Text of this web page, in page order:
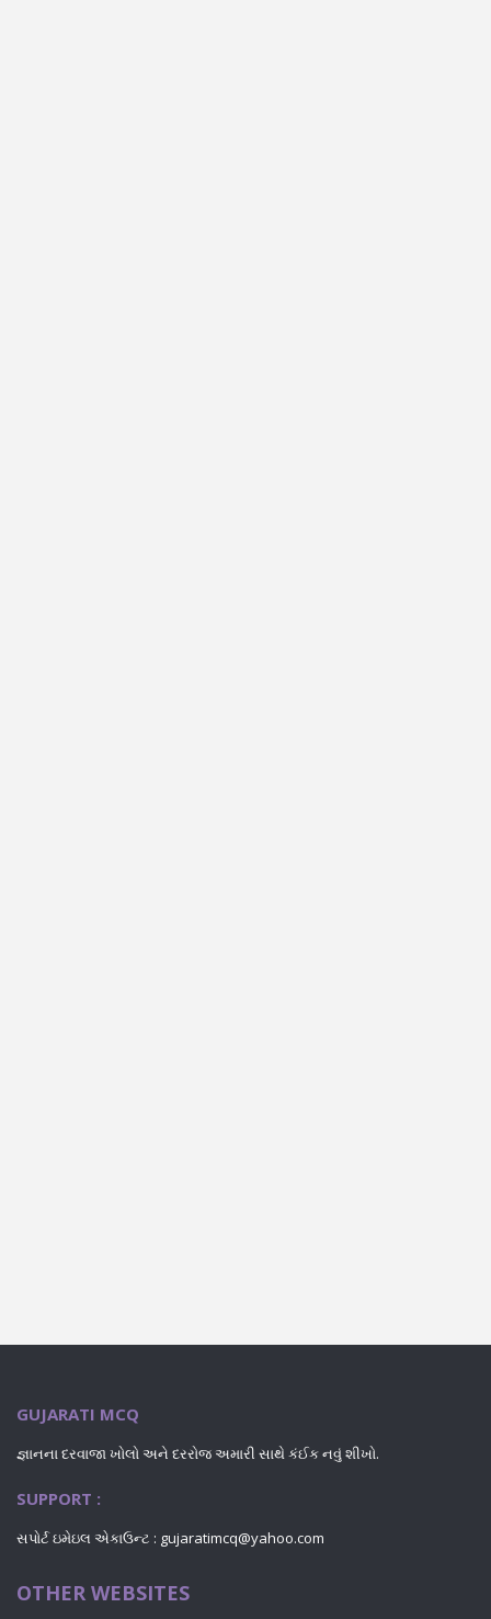
GUJARATI MCQ
જ્ઞાનના દરવાજા ખોલો અને દરરોજ અમારી સાથે કંઈક નવું શીખો.
SUPPORT :
સપોર્ટ ઇમેઇલ એકાઉન્ટ : gujaratimcq@yahoo.com
OTHER WEBSITES